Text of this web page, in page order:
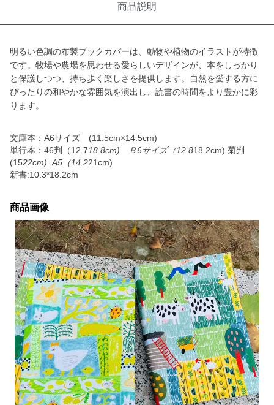
商品説明
明るい色調の布製ブックカバーは、動物や植物のイラストが特徴
です。牧場や農場を思わせる愛らしいデザインが、本をしっかり
と保護しつつ、持ち歩く楽しさを提供します。自然を愛する方に
ぴったりの和やかな雰囲気を演出し、読書の時間をより豊かに彩
ります。
文庫本：A6サイズ (11.5cm×14.5cm)
単行本：46判（12.718.8cm) Ｂ6サイズ（12.818.2cm) 菊判
(1522cm)=A5（14.221cm)
新書:10.3*18.2cm
商品画像